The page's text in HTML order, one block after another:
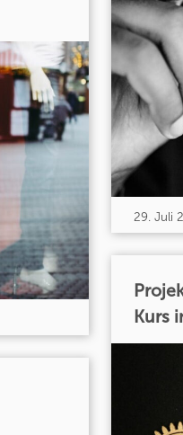
29. Juli
Kurs